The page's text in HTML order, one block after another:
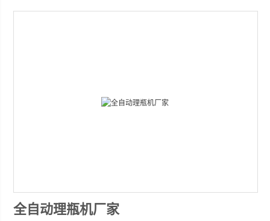
全自动理瓶机厂家